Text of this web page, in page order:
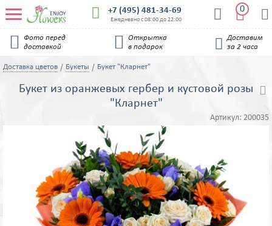
 +7 (495) 481-34-69
Ежедневно с 08:00 до 22:00  
0 

Фото перед
доставкой

Открытка
в подарок

Доставим
за 2 часа
Доставка цветов Букеты Букет "Кларнет"
Букет из оранжевых гербер и кустовой розы
"Кларнет"
Артикул: 200035
